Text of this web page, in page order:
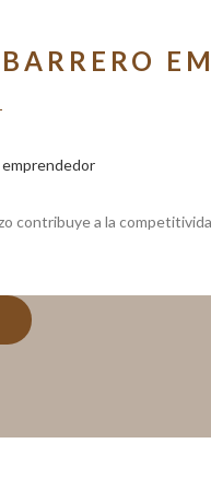
contribuye a la